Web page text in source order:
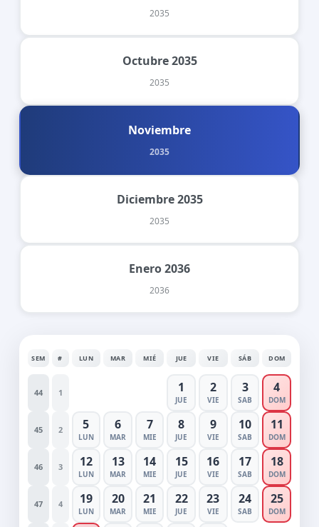
2035
Octubre 2035
2035
Noviembre
2035
Diciembre 2035
2035
Enero 2036
2036
SEM # LUN MAR MIÉ JUE VIE SÁB DOM
44 1 1
JUE
2
VIE
3
SAB
4
DOM
45 2 5
LUN
6
MAR
7
MIE
8
JUE
9
VIE
10
SAB
11
DOM
46 3 12
LUN
13
MAR
14
MIE
15
JUE
16
VIE
17
SAB
18
DOM
47 4 19
LUN
20
MAR
21
MIE
22
JUE
23
VIE
24
SAB
25
DOM